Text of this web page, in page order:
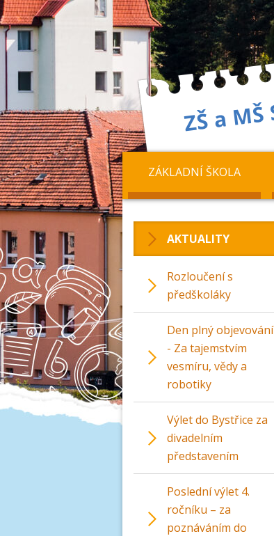
ZÁKLADNÍ ŠKOLA
AKTUALITY
Rozloučení s
předškoláky
Den plný objevování
- Za tajemstvím
vesmíru, vědy a
robotiky
Výlet do Bystřice za
divadelním
představením
Poslední výlet 4.
ročníku – za
poznáváním do